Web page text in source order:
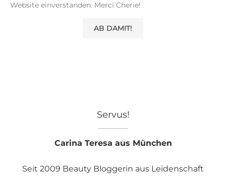
Website einverstanden. Merci Cherie!
Servus!
Carina Teresa aus München
Seit 2009 Beauty Bloggerin aus Leidenschaft